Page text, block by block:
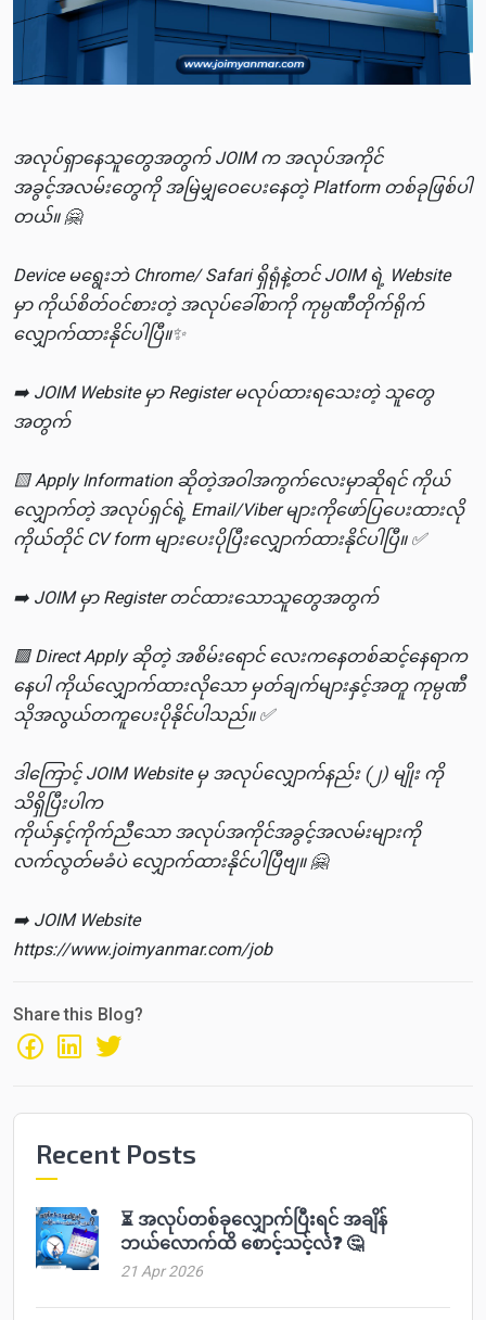
အလုပ်ရှာနေသူတွေအတွက် JOIM က အလုပ်အကိုင်
အခွင့်အလမ်းတွေကို အမြဲမျှဝေပေးနေတဲ့ Platform တစ်ခုဖြစ်ပါ
တယ်။ 🤗
Device မရွေးဘဲ Chrome/ Safari ရှိရုံနဲ့တင် JOIM ရဲ့ Website
မှာ ကိုယ်စိတ်ဝင်စားတဲ့ အလုပ်ခေါ်စာကို ကုမ္ပဏီတိုက်ရိုက်
လျှောက်ထားနိုင်ပါပြီ။✨
➡️ JOIM Website မှာ Register မလုပ်ထားရသေးတဲ့ သူတွေ
အတွက်
🟨 Apply Information ဆိုတဲ့အဝါအကွက်လေးမှာဆိုရင် ကိုယ်
လျှောက်တဲ့ အလုပ်ရှင်ရဲ့ Email/Viber များကိုဖော်ပြပေးထားလို
ကိုယ်တိုင် CV form များပေးပိုပြီးလျှောက်ထားနိုင်ပါပြီ။ ✅
➡️ JOIM မှာ Register တင်ထားသောသူတွေအတွက်
🟩 Direct Apply ဆိုတဲ့ အစိမ်းရောင် လေးကနေတစ်ဆင့်နေရာက
နေပါ ကိုယ်လျှောက်ထားလိုသော မှတ်ချက်များနှင့်အတူ ကုမ္ပဏီ
သိုအလွယ်တကူပေးပိုနိုင်ပါသည်။ ✅
ဒါကြောင့် JOIM Website မှ အလုပ်လျှောက်နည်း (၂) မျိုး ကို
သိရှိပြီးပါက
ကိုယ်နှင့်ကိုက်ညီသော အလုပ်အကိုင်အခွင့်အလမ်းများကို
လက်လွတ်မခံပဲ လျှောက်ထားနိုင်ပါပြီဗျ။ 🤗
➡️ JOIM Website
https://www.joimyanmar.com/job
Share this Blog?
Recent Posts
⏳ အလုပ်တစ်ခုလျှောက်ပြီးရင် အချိန်
ဘယ်လောက်ထိ စောင့်သင့်လဲ❓ 🤔
21 Apr 2026